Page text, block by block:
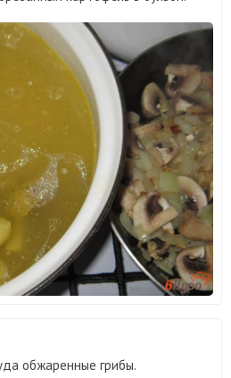
обжаренные грибы.